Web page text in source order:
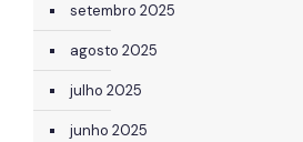
setembro 2025
agosto 2025
julho 2025
junho 2025